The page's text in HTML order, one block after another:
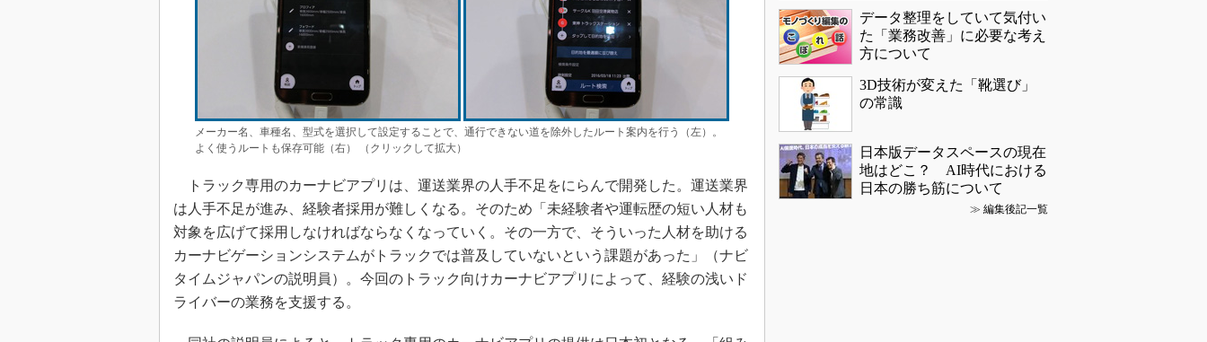
メーカー名、車種名、型式を選択して設定することで、通行できない道を除外したルート案内を行う（左）。
よく使うルートも保存可能（右） （クリックして拡大）
トラック専用のカーナビアプリは、運送業界の人手不足をにらんで開発した。運送業界
は人手不足が進み、経験者採用が難しくなる。そのため「未経験者や運転歴の短い人材も
対象を広げて採用しなければならなくなっていく。その一方で、そういった人材を助ける
カーナビゲーションシステムがトラックでは普及していないという課題があった」（ナビ
タイムジャパンの説明員）。今回のトラック向けカーナビアプリによって、経験の浅いド
ライバーの業務を支援する。
データ整理をしていて気付い
た「業務改善」に必要な考え
方について
3D技術が変えた「靴選び」
の常識
日本版データスペースの現在
地はどこ？ AI時代における
日本の勝ち筋について
≫ 編集後記一覧